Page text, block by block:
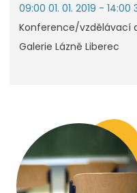
09:00 01. 01. 2019 - 14:00
Konference/vzdělávací
Galerie Lázně Liberec